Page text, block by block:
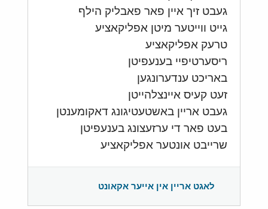
געבט זיך איין פאר פאבליק הילף
גייט ווייטער מיטן אפליקאציע
טרעק אפליקאציע
ריסערטיפיי בענעפיטן
באריכט ענדערונגען
זעט קעיס איינצלהייטן
געבט אריין באשטעטיגונג דאקומענטן
בעט פאר די ערזעצונג בענעפיטן
שרייבט אונטער אפליקאציע
לאגט אריין אין אייער אקאונט